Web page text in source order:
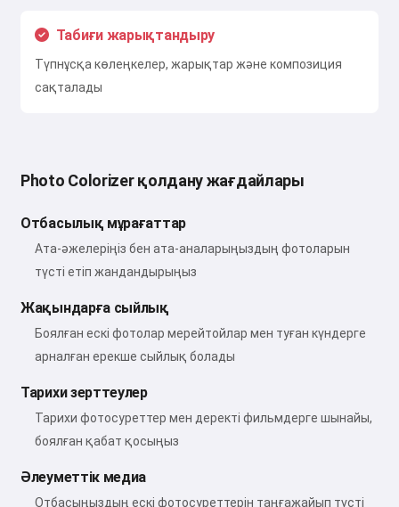
Табиғи жарықтандыру
Түпнұсқа көлеңкелер, жарықтар және композиция
сақталады
Photo Colorizer қолдану жағдайлары
Отбасылық мұрағаттар
Ата-әжелеріңіз бен ата-аналарыңыздың фотоларын
түсті етіп жандандырыңыз
Жақындарға сыйлық
Боялған ескі фотолар мерейтойлар мен туған күндерге
арналған ерекше сыйлық болады
Тарихи зерттеулер
Тарихи фотосуреттер мен деректі фильмдерге шынайы,
боялған қабат қосыңыз
Әлеуметтік медиа
Отбасыңыздың ескі фотосуреттерін таңғажайып түсті